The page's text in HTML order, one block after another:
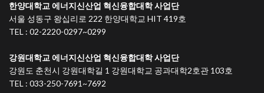
한양대학교 에너지신산업 혁신융합대학 사업단
서울 성동구 왕십리로 222 한양대학교 HIT 419호
TEL : 02-2220-0297~0299
강원대학교 에너지신산업 혁신융합대학 사업단
강원도 춘천시 강원대학길 1 강원대학교 공과대학2호관 103호
TEL : 033-250-7691~7692